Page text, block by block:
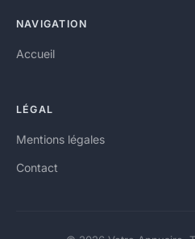
NAVIGATION
Accueil
LÉGAL
Mentions légales
Contact